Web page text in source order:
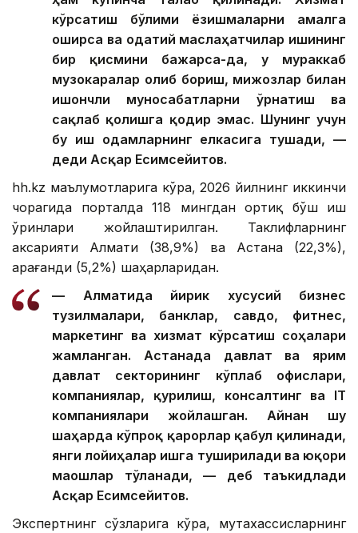
кўрсатиш бўлими ёзишмаларни амалга
оширса ва одатий маслаҳатчилар ишининг
бир қисмини бажарса-да, у мураккаб
музокаралар олиб бориш, мижозлар билан
ишончли муносабатларни ўрнатиш ва
сақлаб қолишга қодир эмас. Шунинг учун
бу иш одамларнинг елкасига тушади, —
деди Асқар Есимсейитов.
hh.kz маълумотларига кўра, 2026 йилнинг иккинчи
чорагида порталда 118 мингдан ортиқ бўш иш
ўринлари жойлаштирилган. Таклифларнинг
аксарияти Алмати (38,9%) ва Астана (22,3%),
Қарағанди (5,2%) шаҳарларидан.
— Алматида йирик хусусий бизнес
тузилмалари, банклар, савдо, фитнес,
маркетинг ва хизмат кўрсатиш соҳалари
жамланган. Астанада давлат ва ярим
давлат секторининг кўплаб офислари,
компаниялар, қурилиш, консалтинг ва IТ
компаниялари жойлашган. Айнан шу
шаҳарда кўпроқ қарорлар қабул қилинади,
янги лойиҳалар ишга туширилади ва юқори
маошлар тўланади, — деб таъкидлади
Асқар Есимсейитов.
Экспертнинг сўзларига кўра, мутахассисларнинг